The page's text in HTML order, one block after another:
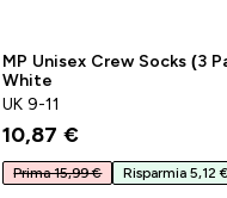
MP Unisex Crew Socks (3
White
UK 9-11
10,87 €‎
Prima 15,99 € Risparmia 5,12 €